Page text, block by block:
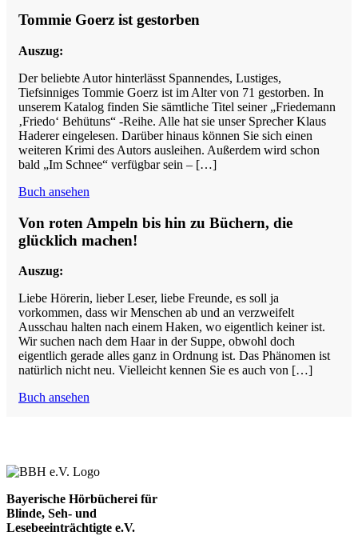
Tommie Goerz ist gestorben
Auszug:
Der beliebte Autor hinterlässt Spannendes, Lustiges,
Tiefsinniges Tommie Goerz ist im Alter von 71 gestorben. In
unserem Katalog finden Sie sämtliche Titel seiner „Friedemann
‚Friedo‘ Behütuns“ -Reihe. Alle hat sie unser Sprecher Klaus
Haderer eingelesen. Darüber hinaus können Sie sich einen
weiteren Krimi des Autors ausleihen. Außerdem wird schon
bald „Im Schnee“ verfügbar sein – […]
Buch ansehen
Von roten Ampeln bis hin zu Büchern, die
glücklich machen!
Auszug:
Liebe Hörerin, lieber Leser, liebe Freunde, es soll ja
vorkommen, dass wir Menschen ab und an verzweifelt
Ausschau halten nach einem Haken, wo eigentlich keiner ist.
Wir suchen nach dem Haar in der Suppe, obwohl doch
eigentlich gerade alles ganz in Ordnung ist. Das Phänomen ist
natürlich nicht neu. Vielleicht kennen Sie es auch von […]
Buch ansehen
Bayerische Hörbücherei für
Blinde, Seh- und
Lesebeeinträchtigte e.V.